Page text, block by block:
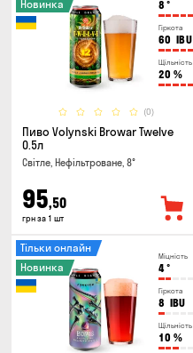
8 °
Гіркота
60 IBU
Щільність
20 %
(0)
Новинка
Пиво Volynski Browar Twelve
0.5л
Світле, Нефільтроване, 8°
95,50
грн за 1 шт
Міцність
4°
Гіркота
8 IBU
Щільність
10 %
Тільки онлайн
Новинка